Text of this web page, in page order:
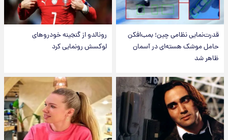
قدرت‌نمایی نظامی چین؛ بمب‌افکن
حامل موشک هسته‌ای در آسمان
ظاهر شد
رونالدو از گنجینه خودروهای
لوکسش رونمایی کرد